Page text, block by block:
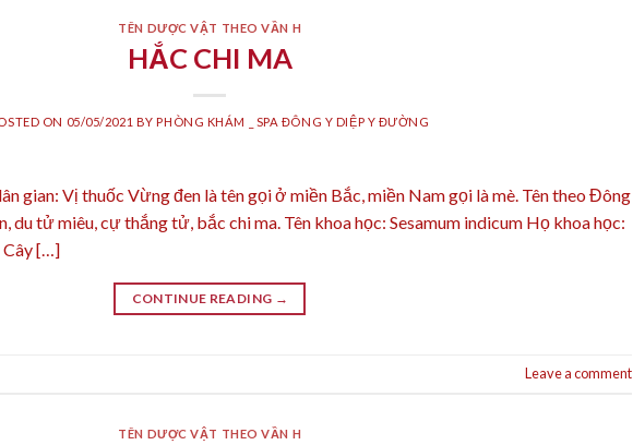
TÊN DƯỢC VẬT THEO VẦN H
HẮC CHI MA
ON 05/05/2021 BYPHÒNG KHÁM _ SPA ĐÔNG Y DIỆP Y ĐƯỜNG
gian: Vị thuốc Vừng đen là tên gọi ở miền Bắc, miền Nam gọi là mè. Tên theo Đông
du tử miêu, cự thắng tử, bắc chi ma. Tên khoa học: Sesamum indicum Họ khoa học:
Cây […]
CONTINUE READING →
Leave a comment
TÊN DƯỢC VẬT THEO VẦN H